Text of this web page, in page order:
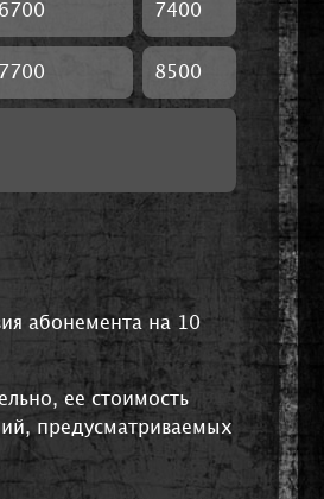
6700 7400
7700 8500
абонемента на 10
ее стоимость
предусматриваемых